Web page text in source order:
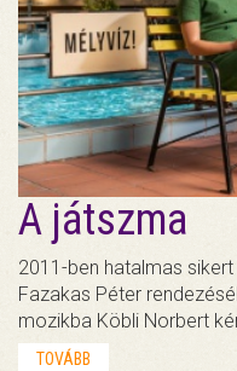
A játszma
2011-ben hatalmas
Fazakas Péter
mozikba Köbli Norbert
TOVÁBB